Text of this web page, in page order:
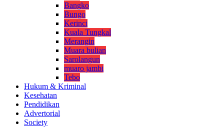
Bangko
Bungo
Kerinci
Kuala Tungkal
Merangin
Muara bulian
Sarolangun
muaro jambi
Tebo
Hukum & Kriminal
Kesehatan
Pendidikan
Advertorial
Society